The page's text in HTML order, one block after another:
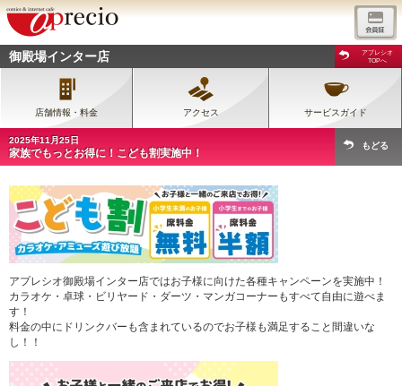
御殿場インター店
アプレシオ
TOPへ
店舗情報・料金 アクセス サービスガイド
2025年11月25日
家族でもっとお得に！こども割実施中！
もどる
アプレシオ御殿場インター店ではお子様に向けた各種キャンペーンを実施中！
カラオケ・卓球・ビリヤード・ダーツ・マンガコーナーもすべて自由に遊べま
す！
料金の中にドリンクバーも含まれているのでお子様も満足すること間違いな
し！！